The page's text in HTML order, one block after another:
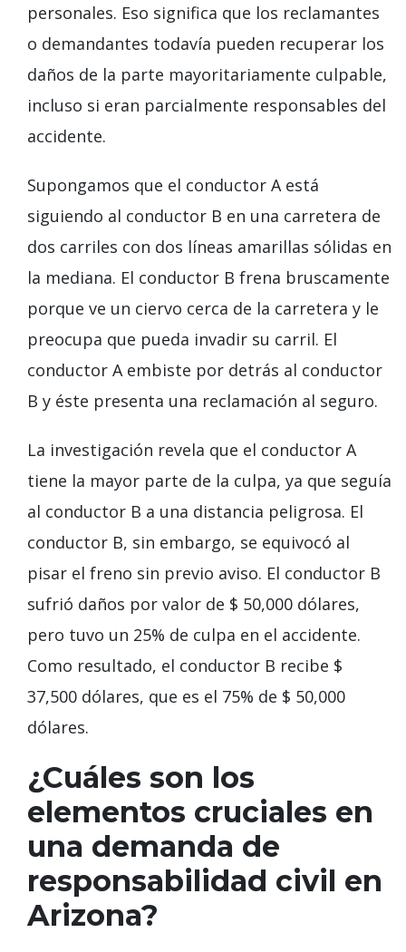
personales. Eso significa que los reclamantes
o demandantes todavía pueden recuperar los
daños de la parte mayoritariamente culpable,
incluso si eran parcialmente responsables del
accidente.
Supongamos que el conductor A está
siguiendo al conductor B en una carretera de
dos carriles con dos líneas amarillas sólidas en
la mediana. El conductor B frena bruscamente
porque ve un ciervo cerca de la carretera y le
preocupa que pueda invadir su carril. El
conductor A embiste por detrás al conductor
B y éste presenta una reclamación al seguro.
La investigación revela que el conductor A
tiene la mayor parte de la culpa, ya que seguía
al conductor B a una distancia peligrosa. El
conductor B, sin embargo, se equivocó al
pisar el freno sin previo aviso. El conductor B
sufrió daños por valor de $ 50,000 dólares,
pero tuvo un 25% de culpa en el accidente.
Como resultado, el conductor B recibe $
37,500 dólares, que es el 75% de $ 50,000
dólares.
¿Cuáles son los
elementos cruciales en
una demanda de
responsabilidad civil en
Arizona?